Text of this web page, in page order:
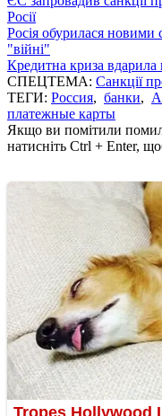
Росії
Росія обурилася новими
"війні"
Кредитна криза
СПЕЦТЕМА: Санкції
ТЕГИ: Россия, банки,
платежные карты
Якщо ви помітили
натисніть Ctrl + Enter,